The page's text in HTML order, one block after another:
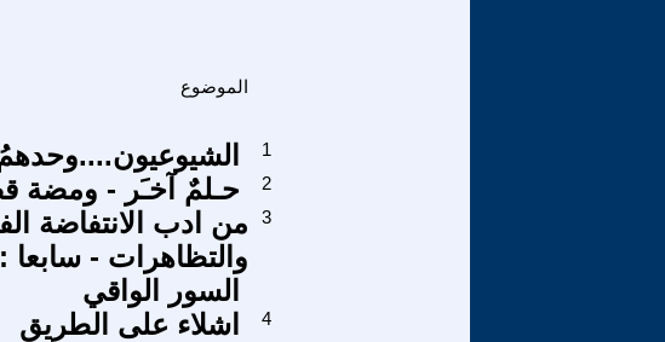
الموضوع
1
حـلمٌ آخـَر - ومضة
2
من ادب الانتفاضة
والتظاهرات -
السور الواقي
3
اشلاء على الطريق 4